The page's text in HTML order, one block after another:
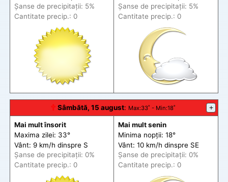
Șanse de precipitații: 5%
Cantitate precip.: 0
Șanse de precipitații: 5%
Cantitate precip.: 0
🕆 Sâmbătă, 15 august: Max:33˚ - Min:18˚ +
Mai mult însorit
Maxima zilei: 33°
Vânt: 9 km/h dinspre S
Șanse de precipitații: 0%
Cantitate precip.: 0
Mai mult senin
Minima nopții: 18°
Vânt: 10 km/h dinspre SE
Șanse de precipitații: 0%
Cantitate precip.: 0